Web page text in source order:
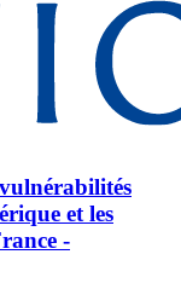
et les
-